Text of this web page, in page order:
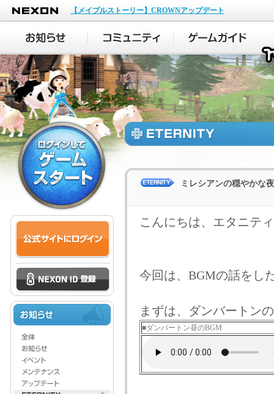
NEXON
【メイプルストーリー】CROWNアップデート
ミレシアンの穏やかな
こんにちは、エタニテ
今回は、BGMの話をし
まずは、ダンバートン
■ダンバートン昼のBGM